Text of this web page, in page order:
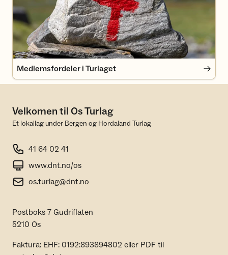
Medlemsfordeler i Turlaget
Velkomen til Os Turlag
Et lokallag under Bergen og Hordaland Turlag
41 64 02 41
www.dnt.no/os
os.turlag@dnt.no
Postboks 7 Gudriflaten
5210 Os
Faktura: EHF: 0192:893894802 eller PDF til